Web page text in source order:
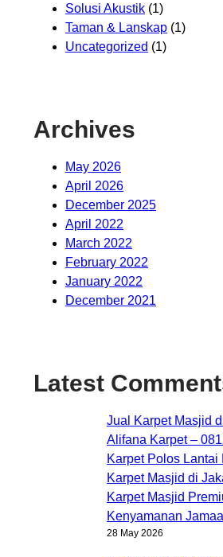
Solusi Akustik (1)
Taman & Lanskap (1)
Uncategorized (1)
Archives
May 2026
April 2026
December 2025
April 2022
March 2022
February 2022
January 2022
December 2021
Latest
Jual Karpet Masjid
Alifana Karpet –
Karpet Polos Lantai
Karpet Masjid di
Karpet Masjid
Kenyamanan
28 May 2026